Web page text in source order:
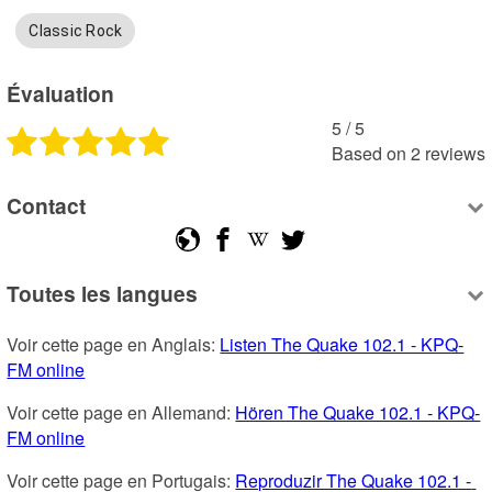
Classic Rock
Évaluation
5 /5
Based on 2 reviews
Contact
Toutes les langues
Voir cette page en Anglais: Listen The Quake 102.1 - KPQ-
FM online
Voir cette page en Allemand: Hören The Quake 102.1 - KPQ-
FM online
Voir cette page en Portugais: Reproduzir The Quake 102.1 -